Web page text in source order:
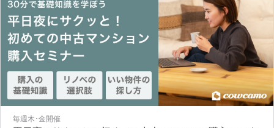
毎週木･金開催